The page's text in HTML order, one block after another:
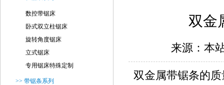
数控带锯床
卧式双立柱锯床
旋转角度锯床
立式锯床
专用锯床特殊定制
>> 带锯条系列
双金
来源：本
双金属带锯条的